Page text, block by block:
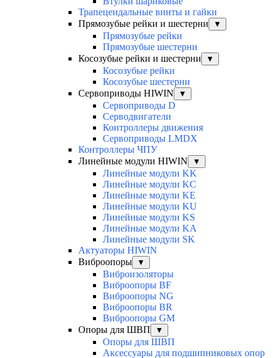
Трапецеидальные винты и гайки
Прямозубые рейки и шестерни
▼
Прямозубые рейки
Прямозубые шестерни
Косозубые рейки и шестерни
▼
Косозубые рейки
Косозубые шестерни
Сервоприводы HIWIN
▼
Сервоприводы D
Серводвигатели
Контроллеры движения
Сервоприводы LMDX
Контроллеры ЧПУ
Линейные модули HIWIN
▼
Линейные модули KK
Линейные модули KC
Линейные модули KE
Линейные модули KU
Линейные модули KS
Линейные модули KA
Линейные модули SK
Актуаторы HIWIN
Виброопоры
▼
Виброизоляторы
Виброопоры BF
Виброопоры NG
Виброопоры BR
Виброопоры GM
Опоры для ШВП
▼
Опоры для ШВП
Аксессуары для подшипниковых опор